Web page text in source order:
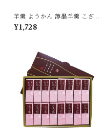
羊羹 ようかん 薄墨羊羹 こざく
ら 愛媛みかん 8個入
¥1,728